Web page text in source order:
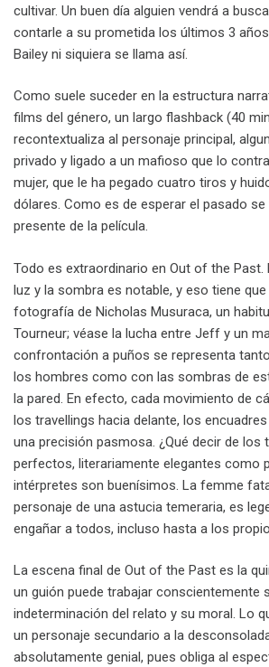
cultivar. Un buen día alguien vendrá a
contarle a su prometida los últimos 3
Bailey ni siquiera se llama así.
Como suele suceder en la estructura
films del género, un largo flashback (40
recontextualiza al personaje principal,
privado y ligado a un mafioso que lo
mujer, que le ha pegado cuatro tiros y
dólares. Como es de esperar el pasado
presente de la película.
Todo es extraordinario en Out of the Past.
luz y la sombra es notable, y eso tiene
fotografía de Nicholas Musuraca, un
Tourneur; véase la lucha entre Jeff y un
confrontación a puños se representa
los hombres como con las sombras de
la pared. En efecto, cada movimiento de
los travellings hacia delante, los
una precisión pasmosa. ¿Qué decir de los
perfectos, literariamente elegantes como
intérpretes son buenísimos. La femme
personaje de una astucia temeraria, es
engañar a todos, incluso hasta a los
La escena final de Out of the Past es la
un guión puede trabajar conscientemente
indeterminación del relato y su moral. Lo
un personaje secundario a la
absolutamente genial, pues obliga al